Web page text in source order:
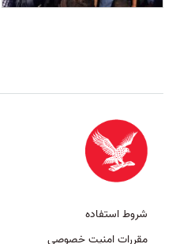
شروط استفاده
مقررات امنیت خصوصی